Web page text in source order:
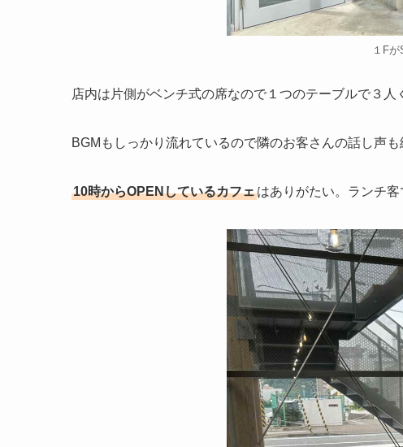
１F
店内は片側がベンチ式の席なので１つのテーブルで３人
BGMもしっかり流れているので隣のお客さんの話し声も
10時からOPENしているカフェはありがたい。ランチ